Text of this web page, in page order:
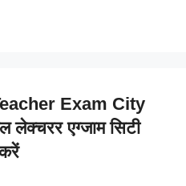
Exam City
एग्जाम सिटी